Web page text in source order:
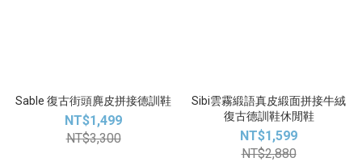
Sable 復古街頭麂皮拼接德訓鞋
NT$1,499
NT$3,300
Sibi雲霧緞語真皮緞面拼接牛絨
復古德訓鞋休閒鞋
NT$1,599
NT$2,880